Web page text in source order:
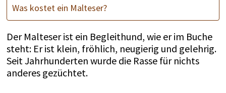
Was kostet ein Malteser?
Der Malteser ist ein Begleithund, wie er im Buche
steht: Er ist klein, fröhlich, neugierig und gelehrig.
Seit Jahrhunderten wurde die Rasse für nichts
anderes gezüchtet.